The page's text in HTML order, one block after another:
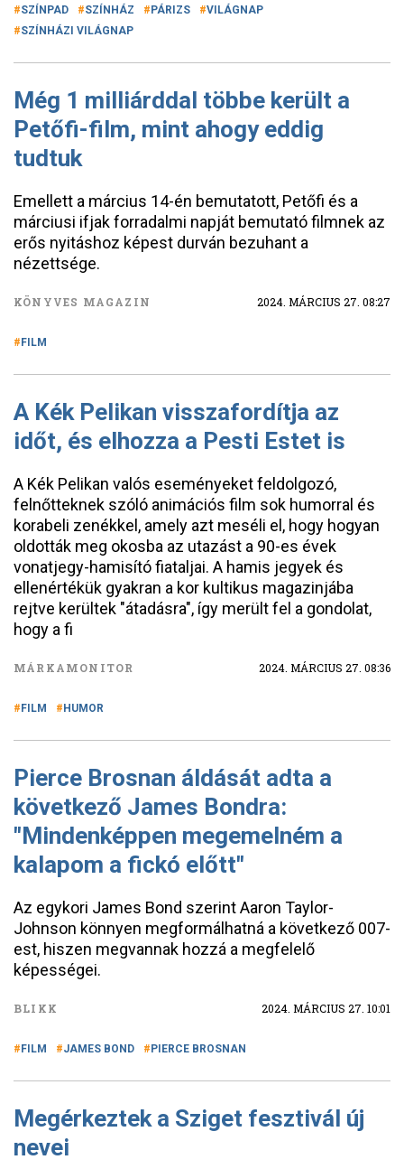
SZÍNPAD SZÍNHÁZ PÁRIZS
VILÁGNAP
SZÍNHÁZI VILÁGNAP
Még 1 milliárddal többe került a
Petőfi-film, mint ahogy eddig
tudtuk
Emellett a március 14-én bemutatott, Petőfi és a
márciusi ifjak forradalmi napját bemutató filmnek az
erős nyitáshoz képest durván bezuhant a
nézettsége.
KÖNYVES MAGAZIN 2024. MÁRCIUS 27. 08:27
FILM
A Kék Pelikan visszafordítja az
időt, és elhozza a Pesti Estet is
A Kék Pelikan valós eseményeket feldolgozó,
felnőtteknek szóló animációs film sok humorral és
korabeli zenékkel, amely azt meséli el, hogy hogyan
oldották meg okosba az utazást a 90-es évek
vonatjegy-hamisító fiataljai. A hamis jegyek és
ellenértékük gyakran a kor kultikus magazinjába
rejtve kerültek "átadásra", így merült fel a gondolat,
hogy a fi
MÁRKAMONITOR 2024. MÁRCIUS 27. 08:36
FILM HUMOR
Pierce Brosnan áldását adta a
következő James Bondra:
"Mindenképpen megemelném a
kalapom a fickó előtt"
Az egykori James Bond szerint Aaron Taylor-
Johnson könnyen megformálhatná a következő 007-
est, hiszen megvannak hozzá a megfelelő
képességei.
BLIKK 2024. MÁRCIUS 27. 10:01
FILM JAMES BOND PIERCE BROSNAN
Megérkeztek a Sziget fesztivál új
nevei